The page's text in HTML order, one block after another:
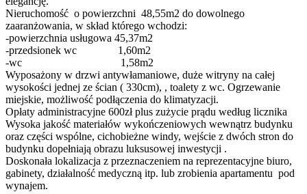
Nieruchomość o powierzchni 48,55m2 do dowolnego
zaaranżowania, w skład którego wchodzi:
-powierzchnia usługowa 45,37m2
-przedsionek wc 1,60m2
-wc 1,58m2
Wyposażony w drzwi antywłamaniowe, duże witryny na całej
wysokości jednej ze ścian ( 330cm), , toalety z wc. Ogrzewanie
miejskie, możliwość podłączenia do klimatyzacji.
Opłaty administracyjne 600zł plus zużycie prądu według licznika
Wysoka jakość materiałów wykończeniowych wewnątrz budynku
oraz części wspólne, cichobieżne windy, wejście z dwóch stron do
budynku dopełniają obrazu luksusowej inwestycji .
Doskonała lokalizacja z przeznaczeniem na reprezentacyjne biuro,
gabinety, działalność medyczną itp. lub zrobienia apartamentu pod
wynajem.